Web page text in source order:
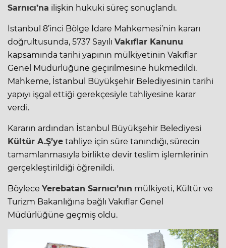
Sarnıcı’na ilişkin hukuki süreç sonuçlandı.
İstanbul 8’inci Bölge İdare Mahkemesi’nin kararı
doğrultusunda, 5737 Sayılı Vakıflar Kanunu
kapsamında tarihi yapının mülkiyetinin Vakıflar
Genel Müdürlüğüne geçirilmesine hükmedildi.
Mahkeme, İstanbul Büyükşehir Belediyesinin tarihi
yapıyı işgal ettiği gerekçesiyle tahliyesine karar
verdi.
Kararın ardından İstanbul Büyükşehir Belediyesi
Kültür A.Ş’ye tahliye için süre tanındığı, sürecin
tamamlanmasıyla birlikte devir teslim işlemlerinin
gerçekleştirildiği öğrenildi.
Böylece Yerebatan Sarnıcı’nın mülkiyeti, Kültür ve
Turizm Bakanlığına bağlı Vakıflar Genel
Müdürlüğüne geçmiş oldu.